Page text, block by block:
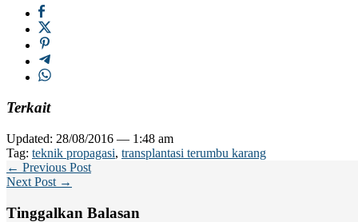
Terkait
Updated: 28/08/2016 — 1:48 am
Tag: teknik propagasi, transplantasi terumbu karang
← Previous Post
Next Post →
Tinggalkan Balasan